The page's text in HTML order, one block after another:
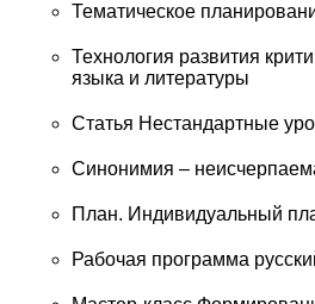
Тематическое
Технология развития
языка и литературы
Статья Нестандартные
Синонимия –
План. Индивидуальный
Рабочая программа